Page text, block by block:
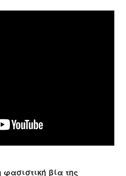
βία της